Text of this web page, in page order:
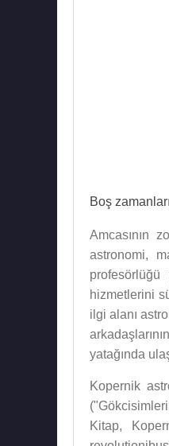
Boş
Amcasının
astronomi,
hizmetlerini
ilgi alanı
yatağında
Kopernik
Kitap,